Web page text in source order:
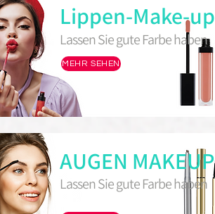
Lippen-Make-up
Lassen Sie gute Farbe haben
MEHR SEHEN
AUGEN MAKEUP
Lassen Sie gute Farbe haben